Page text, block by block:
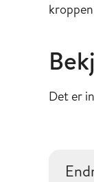
Det er